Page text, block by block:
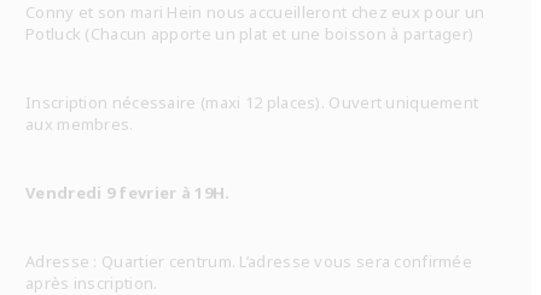
Conny et son mari Hein nous accueilleront chez eux pour un
Potluck (Chacun apporte un plat et une boisson à partager)
Inscription nécessaire (maxi 12 places). Ouvert uniquement
aux membres.
Vendredi 9 fevrier à 19H.
Adresse : Quartier centrum. L’adresse vous sera confirmée
après inscription.